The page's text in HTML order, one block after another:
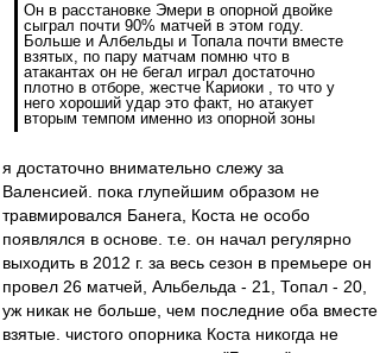
Он в расстановке Эмери в опорной двойке
сыграл почти 90% матчей в этом году.
Больше и Албельды и Топала почти вместе
взятых, по пару матчам помню что в
атакантах он не бегал играл достаточно
плотно в отборе, жестче Кариоки , то что у
него хороший удар это факт, но атакует
вторым темпом именно из опорной зоны
я достаточно внимательно слежу за
Валенсией. пока глупейшим образом не
травмировался Банега, Коста не особо
появлялся в основе. т.е. он начал регулярно
выходить в 2012 г. за весь сезон в премьере он
провел 26 матчей, Альбельда - 21, Топал - 20,
уж никак не больше, чем последние оба вместе
взятые. чистого опорника Коста никогда не